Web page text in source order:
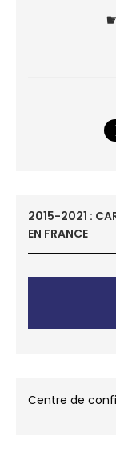
2015-2021 :
EN FRANCE
Centre de